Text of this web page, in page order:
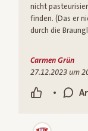
nicht
finden. (Das er
durch die
•
Carmen Grün
27.12.2023 um